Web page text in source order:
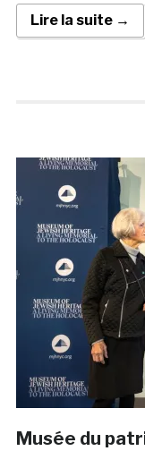
Lire la suite →
Musée du